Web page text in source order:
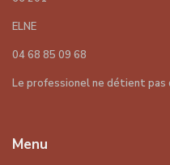
ELNE
04 68 85 09 68
Le professionel ne détient pas
Menu